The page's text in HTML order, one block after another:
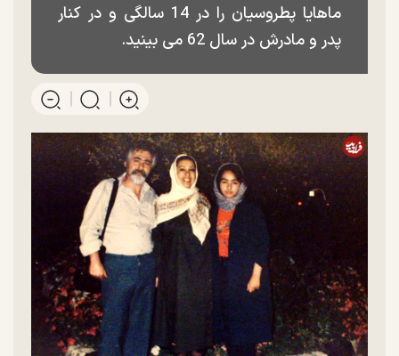
ماهایا پطروسیان را در 14 سالگی و در کنار
پدر و مادرش در سال 62 می بینید.